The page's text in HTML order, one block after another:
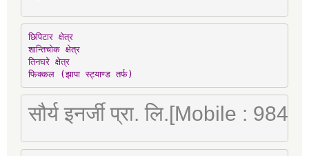
छिपिटार क्षेत्र
शान्तिचोक क्षेत्र
तिनघरे क्षेत्र
फिक्कल (झापा स्ट्याण्ड तर्फ)
सौर्य इनर्जी प्रा. लि.[Mobile :